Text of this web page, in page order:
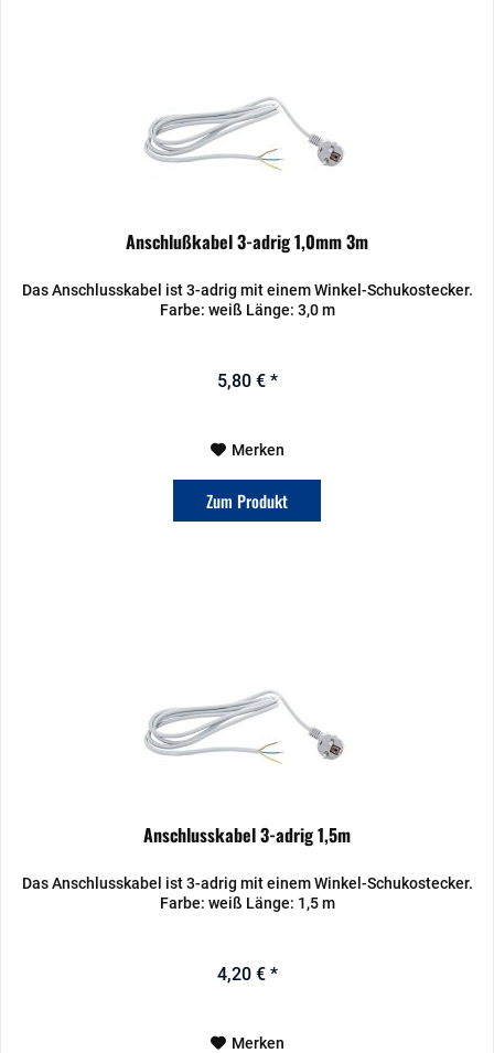
Anschlußkabel 3-adrig 1,0mm 3m
Das Anschlusskabel ist 3-adrig mit einem Winkel-Schukostecker.
Farbe: weiß Länge: 3,0 m
5,80 € *
Merken
Zum Produkt
Anschlusskabel 3-adrig 1,5m
Das Anschlusskabel ist 3-adrig mit einem Winkel-Schukostecker.
Farbe: weiß Länge: 1,5 m
4,20 € *
Merken